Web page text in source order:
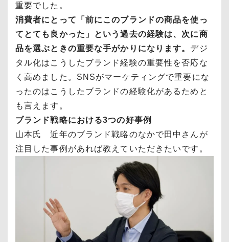
重要でした。
消費者にとって「前にこのブランドの商品を使っ
てとても良かった」という過去の経験は、次に商
品を選ぶときの重要な手がかりになります。 デジ
タル化はこうしたブランド経験の重要性を否応な
く高めました。SNSがマーケティングで重要にな
ったのはこうしたブランドの経験化があるためと
も言えます。
ブランド戦略における3つの好事例
山本氏 近年のブランド戦略のなかで田中さんが
注目した事例があれば教えていただきたいです。